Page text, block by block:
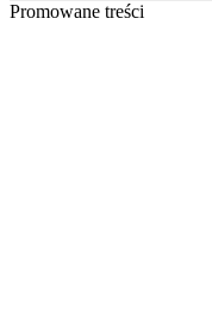
Promowane treści